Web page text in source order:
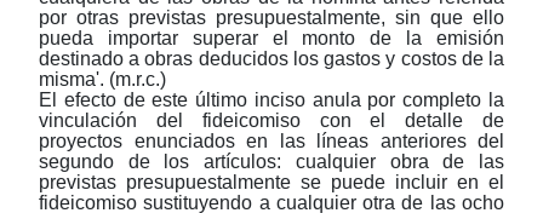
por otras previstas presupuestalmente, sin que ello
pueda importar superar el monto de la emisión
destinado a obras deducidos los gastos y costos de la
misma'. (m.r.c.)
El efecto de este último inciso anula por completo la
vinculación del fideicomiso con el detalle de
proyectos enunciados en las líneas anteriores del
segundo de los artículos: cualquier obra de las
previstas presupuestalmente se puede incluir en el
fideicomiso sustituyendo a cualquier otra de las ocho